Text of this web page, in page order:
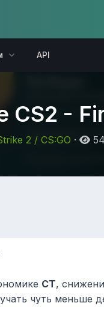
API
CS2 -
2 / CS:GO ·
CT,
чуть меньше